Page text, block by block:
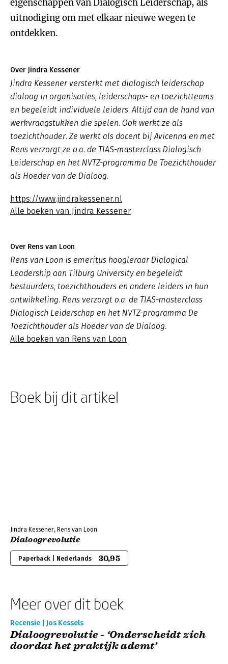
eigenschappen van Dialogisch Leiderschap, als
uitnodiging om met elkaar nieuwe wegen te
ontdekken.
Over Jindra Kessener
Jindra Kessener versterkt met dialogisch leiderschap
dialoog in organisaties, leiderschaps- en toezichtteams
en begeleidt individuele leiders. Altijd aan de hand van
werkvraagstukken die spelen. Ook werkt ze als
toezichthouder. Ze werkt als docent bij Avicenna en met
Rens verzorgt ze o.a. de TIAS-masterclass Dialogisch
Leiderschap en het NVTZ-programma De Toezichthouder
als Hoeder van de Dialoog.
https://www.jindrakessener.nl
Alle boeken van Jindra Kessener
Over Rens van Loon
Rens van Loon is emeritus hoogleraar Dialogical
Leadership aan Tilburg University en begeleidt
bestuurders, toezichthouders en andere leiders in hun
ontwikkeling. Rens verzorgt o.a. de TIAS-masterclass
Dialogisch Leiderschap en het NVTZ-programma De
Toezichthouder als Hoeder van de Dialoog.
Alle boeken van Rens van Loon
Boek bij dit artikel
Jindra Kessener, Rens van Loon
Dialoogrevolutie
Paperback | Nederlands 30,95
Meer over dit boek
Recensie | Jos Kessels
Dialoogrevolutie - ‘Onderscheidt zich
doordat het praktijk ademt’